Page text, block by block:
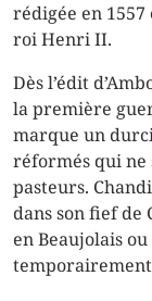
rédigée en 1557
roi Henri II.
Dès l’édit
la première
marque un
réformés qui ne
pasteurs.
dans son fief de
en Beaujolais